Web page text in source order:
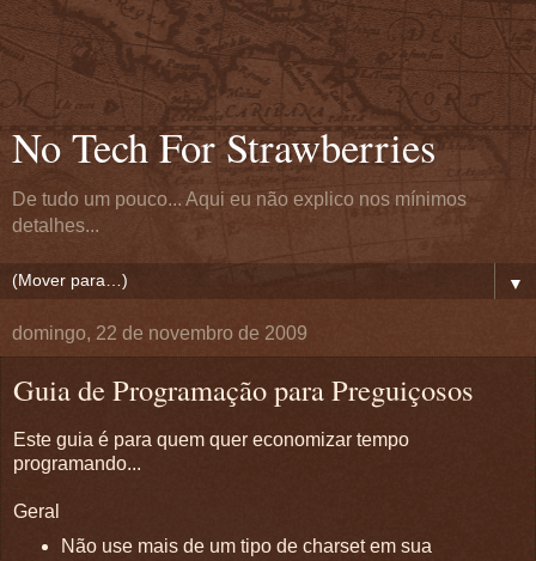
No Tech For Strawberries
De tudo um pouco... Aqui eu não explico nos mínimos
detalhes...
▼
domingo, 22 de novembro de 2009
Guia de Programação para Preguiçosos
Este guia é para quem quer economizar tempo
programando...
Geral
Não use mais de um tipo de charset em sua